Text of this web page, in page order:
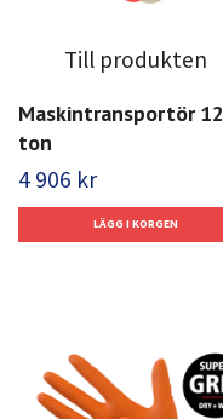
Till produkten
Maskintransportör 12
ton
4 906 kr